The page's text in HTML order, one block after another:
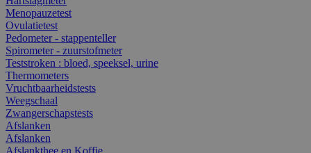
Menopauzetest
Ovulatietest
Pedometer - stappenteller
Spirometer - zuurstofmeter
Teststroken : bloed, speeksel, urine
Thermometers
Vruchtbaarheidstests
Weegschaal
Zwangerschapstests
Afslanken
Afslanken
Afslankthee en Koffie